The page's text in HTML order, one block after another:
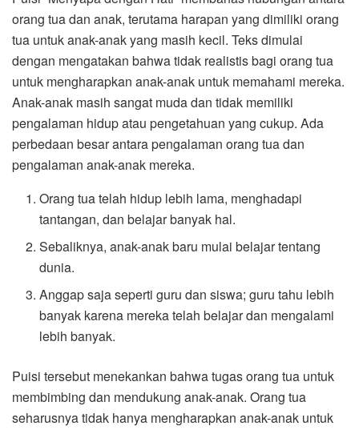
orang tua dan anak, terutama harapan yang dimiliki orang
tua untuk anak-anak yang masih kecil. Teks dimulai
dengan mengatakan bahwa tidak realistis bagi orang tua
untuk mengharapkan anak-anak untuk memahami mereka.
Anak-anak masih sangat muda dan tidak memiliki
pengalaman hidup atau pengetahuan yang cukup. Ada
perbedaan besar antara pengalaman orang tua dan
pengalaman anak-anak mereka.
Orang tua telah hidup lebih lama, menghadapi
tantangan, dan belajar banyak hal.
Sebaliknya, anak-anak baru mulai belajar tentang
dunia.
Anggap saja seperti guru dan siswa; guru tahu lebih
banyak karena mereka telah belajar dan mengalami
lebih banyak.
Puisi tersebut menekankan bahwa tugas orang tua untuk
membimbing dan mendukung anak-anak. Orang tua
seharusnya tidak hanya mengharapkan anak-anak untuk